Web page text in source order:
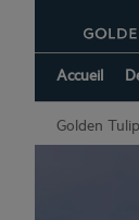
Accueil
Golden Tulip